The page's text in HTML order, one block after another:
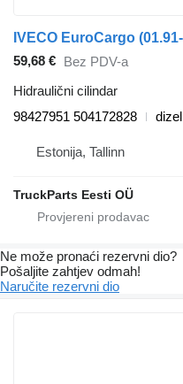
59,68 €
Bez PDV-a
Hidraulični cilindar
98427951 504172828
dizel
Estonija, Tallinn
TruckParts Eesti OÜ
Ne može pronaći rezervni dio?
Pošaljite zahtjev odmah!
Naručite rezervni dio